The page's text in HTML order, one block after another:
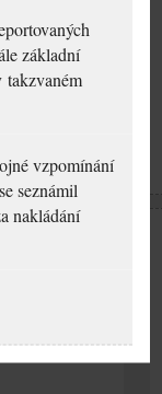
základní
takzvaném
vzpomínání
seznámil
nakládání